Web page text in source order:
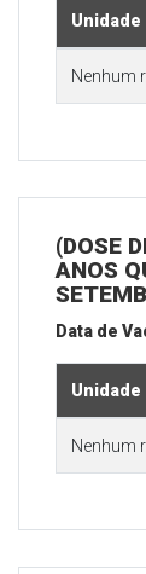
Unidade
Nenhum
(DOSE
ANOS
Data de
Unidade
Nenhum